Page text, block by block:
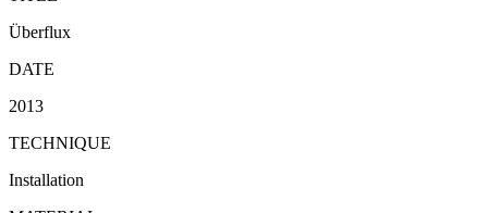
Überflux
DATE
2013
TECHNIQUE
Installation